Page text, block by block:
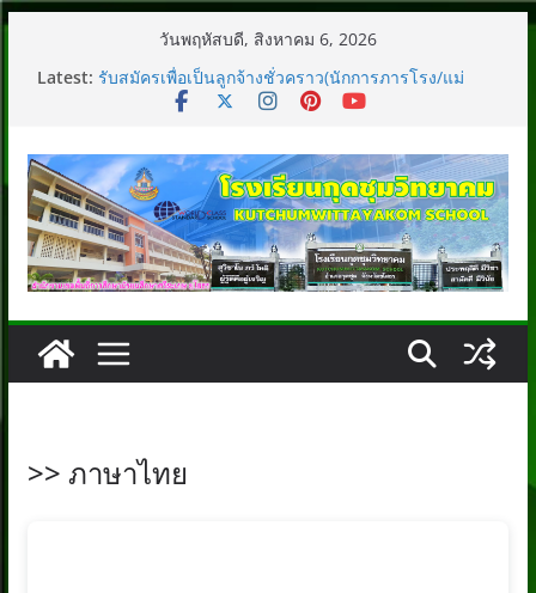
Skip
วันพฤหัสบดี, สิงหาคม 6, 2026
Latest: รับสมัครเพื่อเป็นลูกจ้างชั่วคราว(นักการภารโรง/แม่
และภาษาจีน (English and Chinese camp 2025)
ประกาศรับสมัครเพื่อเป็นลูกจ้างชั่วคราว
ประกาศรับสมัครคัดเลือกบุคคลเพื่อจ้างเป็นลูกจ้าง
ชั่วคราว
รับสมัครคัดเลือกบุคคลเพื่อจ้างเป็นลูกจ้างชั่วคราว
>> ภาษาไทย